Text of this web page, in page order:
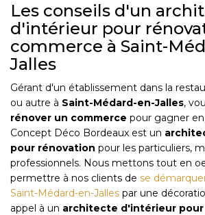
Les conseils d'un
d'intérieur pour
commerce à Saint-
Jalles
Gérant d'un établissement dans la
ou autre à Saint-Médard-en-Jalles,
rénover un commerce pour gagner
Concept Déco Bordeaux est un
pour rénovation pour les particuliers,
professionnels. Nous mettons tout en
permettre à nos clients de se
Saint-Médard-en-Jalles par une
appel à un architecte d'intérieur